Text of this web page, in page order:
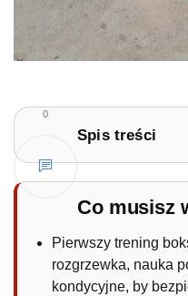
0
Spis treści
1. Co obejmuje
Jakie
pierwszy
1.2.
Jakie
pierwszych
Co musisz
Pierwszy trening
rozgrzewka, nauka
kondycyjne, by